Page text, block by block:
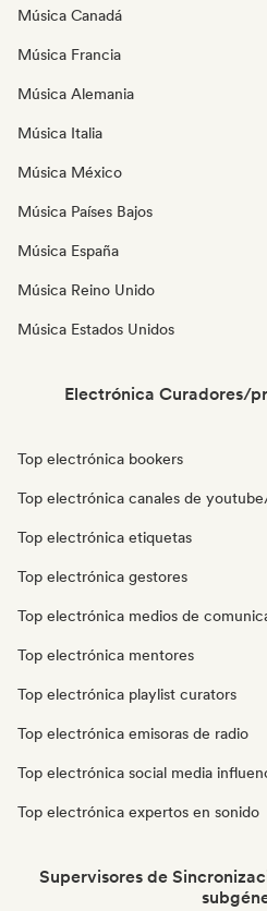
Música Canadá
Música Francia
Música Alemania
Música Italia
Música México
Música Países Bajos
Música España
Música Reino Unido
Música Estados Unidos
Electrónica Curadores/
Top electrónica bookers
Top electrónica canales de
Top electrónica etiquetas
Top electrónica gestores
Top electrónica medios de
Top electrónica mentores
Top electrónica playlist curators
Top electrónica emisoras de radio
Top electrónica social media
Top electrónica expertos en sonido
Supervisores de